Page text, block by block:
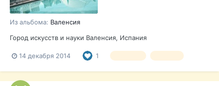
Из альбома: Валенсия
Город искусств и науки Валенсия, Испания
14 декабря 2014 1